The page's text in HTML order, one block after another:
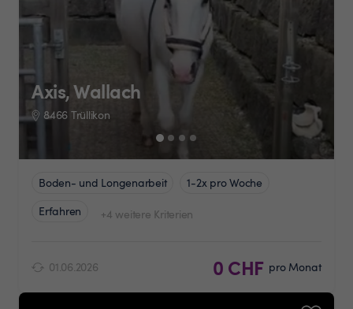
Axis, Wallach
8466 Trüllikon
Boden- und Longenarbeit
1-2x pro Woche
Erfahren
+4 weitere Kriterien
01.06.2026 0 CHF pro Monat